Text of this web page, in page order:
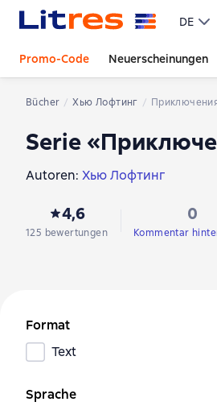
DE
Promo-Code Neuerscheinungen
Bücher Хью Лофтинг
Serie
Autoren: Хью Лофтинг
4,6
125 bewertungen
0
Kommentar
Format
Text
Sprache